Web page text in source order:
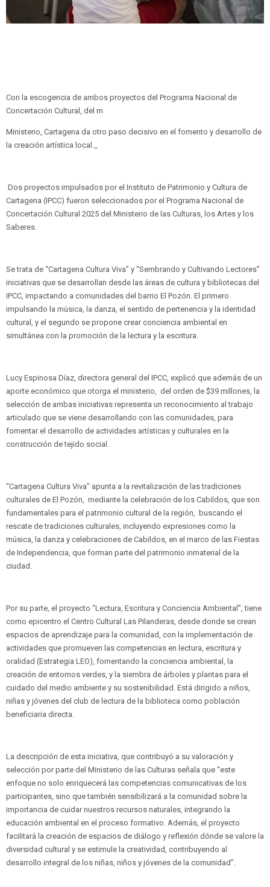
Con la escogencia de ambos proyectos del Programa Nacional de
Concertación Cultural, del m
Ministerio, Cartagena da otro paso decisivo en el fomento y desarrollo de
la creación artística local._
Dos proyectos impulsados por el Instituto de Patrimonio y Cultura de
Cartagena (IPCC) fueron seleccionados por el Programa Nacional de
Concertación Cultural 2025 del Ministerio de las Culturas, los Artes y los
Saberes.
Se trata de “Cartagena Cultura Viva” y “Sembrando y Cultivando Lectores”
iniciativas que se desarrollan desde las áreas de cultura y bibliotecas del
IPCC, impactando a comunidades del barrio El Pozón. El primero
impulsando la música, la danza, el sentido de pertenencia y la identidad
cultural, y el segundo se propone crear conciencia ambiental en
simultánea con la promoción de la lectura y la escritura.
Lucy Espinosa Díaz, directora general del IPCC, explicó que además de un
aporte económico que otorga el ministerio, del orden de $39 millones, la
selección de ambas iniciativas representa un reconocimiento al trabajo
articulado que se viene desarrollando con las comunidades, para
fomentar el desarrollo de actividades artísticas y culturales en la
construcción de tejido social.
“Cartagena Cultura Viva” apunta a la revitalización de las tradiciones
culturales de El Pozón, mediante la celebración de los Cabildos, que son
fundamentales para el patrimonio cultural de la región, buscando el
rescate de tradiciones culturales, incluyendo expresiones como la
música, la danza y celebraciones de Cabildos, en el marco de las Fiestas
de Independencia, que forman parte del patrimonio inmaterial de la
ciudad.
Por su parte, el proyecto “Lectura, Escritura y Conciencia Ambiental”, tiene
como epicentro el Centro Cultural Las Pilanderas, desde donde se crean
espacios de aprendizaje para la comunidad, con la implementación de
actividades que promueven las competencias en lectura, escritura y
oralidad (Estrategia LEO), fomentando la conciencia ambiental, la
creación de entornos verdes, y la siembra de árboles y plantas para el
cuidado del medio ambiente y su sostenibilidad. Está dirigido a niños,
niñas y jóvenes del club de lectura de la biblioteca como población
beneficiaria directa.
La descripción de esta iniciativa, que contribuyó a su valoración y
selección por parte del Ministerio de las Culturas señala que “este
enfoque no solo enriquecerá las competencias comunicativas de los
participantes, sino que también sensibilizará a la comunidad sobre la
importancia de cuidar nuestros recursos naturales, integrando la
educación ambiental en el proceso formativo. Además, el proyecto
facilitará la creación de espacios de diálogo y reflexión dónde se valore la
diversidad cultural y se estimule la creatividad, contribuyendo al
desarrollo integral de los niñas, niños y jóvenes de la comunidad”.